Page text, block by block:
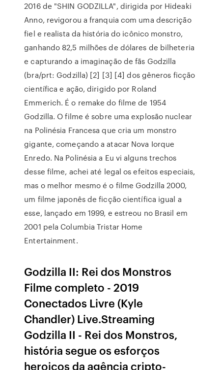
2016 de "SHIN GODZILLA", dirigida por Hideaki
Anno, revigorou a franquia com uma descrição
fiel e realista da história do icônico monstro,
ganhando 82,5 milhões de dólares de bilheteria
e capturando a imaginação de fãs Godzilla
(bra/prt: Godzilla) [2] [3] [4] dos gêneros ficção
científica e ação, dirigido por Roland
Emmerich. É o remake do filme de 1954
Godzilla. O filme é sobre uma explosão nuclear
na Polinésia Francesa que cria um monstro
gigante, começando a atacar Nova Iorque
Enredo. Na Polinésia a Eu vi alguns trechos
desse filme, achei até legal os efeitos especiais,
mas o melhor mesmo é o filme Godzilla 2000,
um filme japonês de ficção científica igual a
esse, lançado em 1999, e estreou no Brasil em
2001 pela Columbia Tristar Home
Entertainment.
Godzilla II: Rei dos Monstros
Filme completo - 2019
Conectados Livre (Kyle
Chandler) Live.Streaming
Godzilla II - Rei dos Monstros,
história segue os esforços
heroicos da agência cripto-